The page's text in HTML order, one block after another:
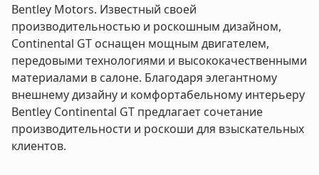
Bentley Motors. Известный своей
производительностью и роскошным дизайном,
Continental GT оснащен мощным двигателем,
передовыми технологиями и высококачественными
материалами в салоне. Благодаря элегантному
внешнему дизайну и комфортабельному интерьеру
Bentley Continental GT предлагает сочетание
производительности и роскоши для взыскательных
клиентов.